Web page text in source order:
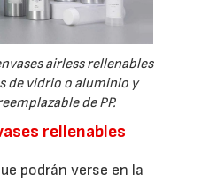
airless rellenables
de vidrio o aluminio y
de PP.
rellenables
podrán verse en la